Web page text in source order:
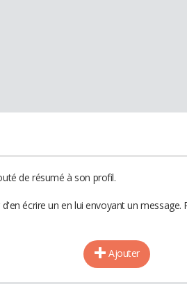
de résumé à son profil.
écrire un en lui envoyant un
Ajouter